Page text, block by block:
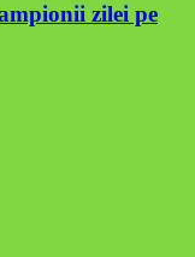
zilei pe